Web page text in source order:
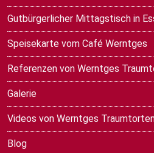
Gutbürgerlicher Mittagstisch in
Speisekarte vom Café Werntges
Referenzen von Werntges
Galerie
Videos von Werntges
Blog